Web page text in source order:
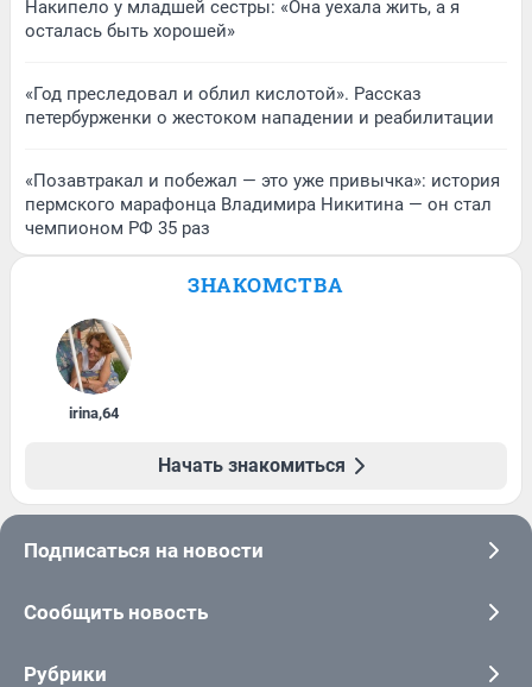
Накипело у младшей сестры: «Она уехала жить, а я
осталась быть хорошей»
«Год преследовал и облил кислотой». Рассказ
петербурженки о жестоком нападении и реабилитации
«Позавтракал и побежал — это уже привычка»: история
пермского марафонца Владимира Никитина — он стал
чемпионом РФ 35 раз
ЗНАКОМСТВА
irina,64
Начать знакомиться
Подписаться на новости
Сообщить новость
Рубрики